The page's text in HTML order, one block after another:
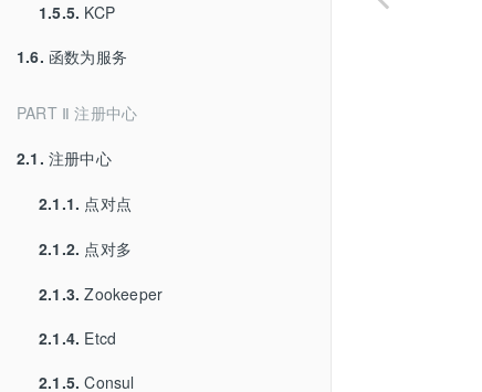
1.5.5. KCP
1.6. 函数为服务
PART Ⅱ 注册中心
2.1. 注册中心
2.1.1. 点对点
2.1.2. 点对多
2.1.3. Zookeeper
2.1.4. Etcd
2.1.5. Consul